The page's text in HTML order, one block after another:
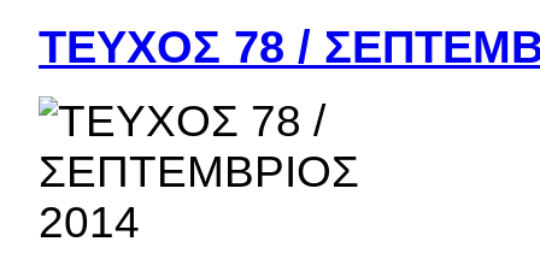
ΤΕΥΧΟΣ 78 /